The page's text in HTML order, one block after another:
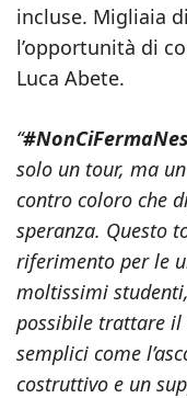
incluse. Migliaia
l’opportunità di
Luca Abete.
“
solo un tour, ma
contro coloro che
speranza. Questo
riferimento per le
moltissimi
possibile trattare
semplici come
costruttivo e un